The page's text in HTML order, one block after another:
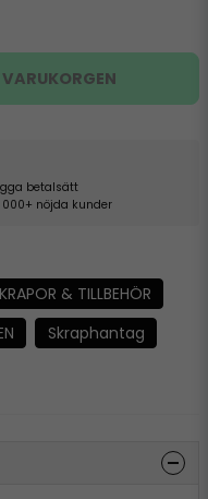
betalsätt
000+ nöjda kunder
& TILLBEHÖR
Skraphantag